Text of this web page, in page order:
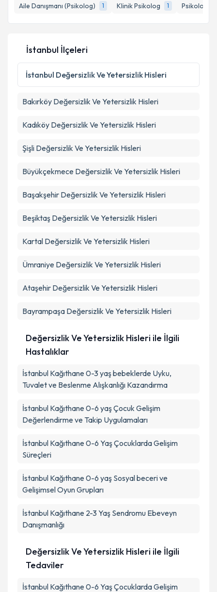
Aile Danışmanı (Psikolog)
1 Klinik Psikolog 1 Psikoloji
İstanbul İlçeleri
İstanbul Değersizlik Ve Yetersizlik Hisleri
Bakırköy Değersizlik Ve Yetersizlik Hisleri
Kadıköy Değersizlik Ve Yetersizlik Hisleri
Şişli Değersizlik Ve Yetersizlik Hisleri
Büyükçekmece Değersizlik Ve Yetersizlik Hisleri
Başakşehir Değersizlik Ve Yetersizlik Hisleri
Beşiktaş Değersizlik Ve Yetersizlik Hisleri
Kartal Değersizlik Ve Yetersizlik Hisleri
Ümraniye Değersizlik Ve Yetersizlik Hisleri
Ataşehir Değersizlik Ve Yetersizlik Hisleri
Bayrampaşa Değersizlik Ve Yetersizlik Hisleri
Değersizlik Ve Yetersizlik Hisleri ile İlgili
Hastalıklar
İstanbul Kağıthane 0-3 yaş bebeklerde Uyku,
Tuvalet ve Beslenme Alışkanlığı Kazandırma
İstanbul Kağıthane 0-6 yaş Çocuk Gelişim
Değerlendirme ve Takip Uygulamaları
İstanbul Kağıthane 0-6 Yaş Çocuklarda Gelişim
Süreçleri
İstanbul Kağıthane 0-6 yaş Sosyal beceri ve
Gelişimsel Oyun Grupları
İstanbul Kağıthane 2-3 Yaş Sendromu Ebeveyn
Danışmanlığı
Değersizlik Ve Yetersizlik Hisleri ile İlgili
Tedaviler
İstanbul Kağıthane 0-6 Yaş Çocuklarda Gelişim